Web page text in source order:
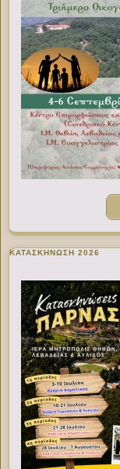
ΚΑΤΑΣΚΗΝΩΣΗ 2026